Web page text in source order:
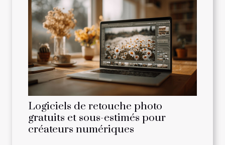
Logiciels de retouche photo
gratuits et sous-estimés pour
créateurs numériques